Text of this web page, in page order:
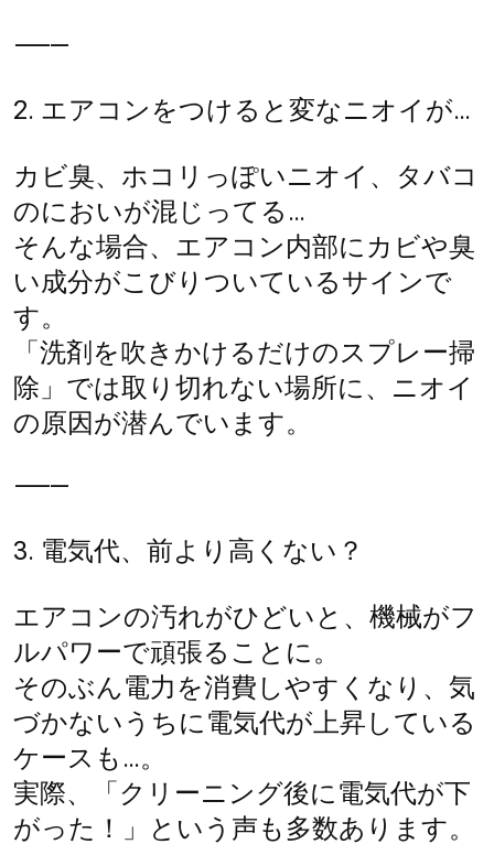
⸻
2. エアコンをつけると変なニオイが…
カビ臭、ホコリっぽいニオイ、タバコ
のにおいが混じってる…
そんな場合、エアコン内部にカビや臭
い成分がこびりついているサインで
す。
「洗剤を吹きかけるだけのスプレー掃
除」では取り切れない場所に、ニオイ
の原因が潜んでいます。
⸻
3. 電気代、前より高くない？
エアコンの汚れがひどいと、機械がフ
ルパワーで頑張ることに。
そのぶん電力を消費しやすくなり、気
づかないうちに電気代が上昇している
ケースも…。
実際、「クリーニング後に電気代が下
がった！」という声も多数あります。